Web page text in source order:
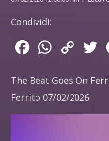
Condividi:
FacebookWhatsApp
Copy
The Beat Goes On
Ferrito 07/02/2026